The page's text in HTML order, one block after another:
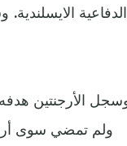
الدفاعية